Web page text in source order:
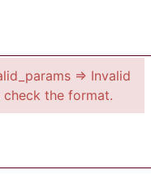
=> Invalid
check the format.